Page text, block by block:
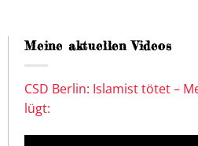
Meine aktuellen Videos
CSD Berlin: Islamist tötet –
lügt: